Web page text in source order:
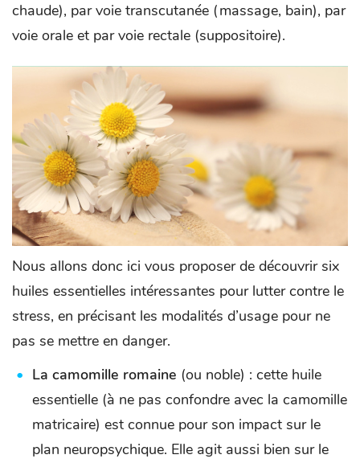
chaude), par voie transcutanée (massage, bain), par
voie orale et par voie rectale (suppositoire).
Nous allons donc ici vous proposer de découvrir six
huiles essentielles intéressantes pour lutter contre le
stress, en précisant les modalités d’usage pour ne
pas se mettre en danger.
La camomille romaine (ou noble) : cette huile
essentielle (à ne pas confondre avec la camomille
matricaire) est connue pour son impact sur le
plan neuropsychique. Elle agit aussi bien sur le